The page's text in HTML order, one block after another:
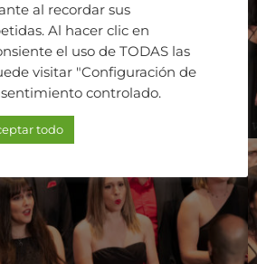
al recordar sus
Al hacer clic en
el uso de TODAS las
visitar "Configuración de
controlado.
todo